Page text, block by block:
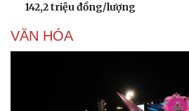
142,2 triệu đồng/lượng
VĂN HÓA